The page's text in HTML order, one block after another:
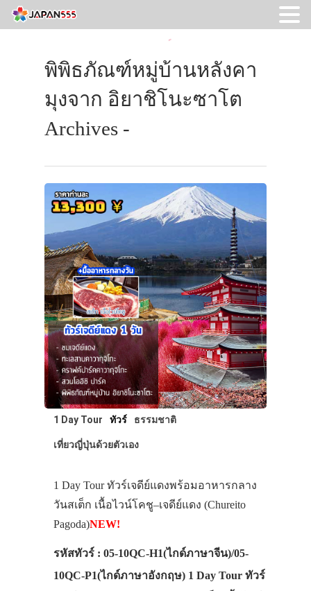
พิพิธภัณฑ์หมู่บ้านหลังคา
มุงจาก อิยาชิโนะซาโต
Archives -
1 Day Tour ทัวร์ ธรรมชาติ
เที่ยวญี่ปุ่นด้วยตัวเอง
1 Day Tour ทัวร์เจดีย์แดงพร้อมอาหารกลาง
วันสเต็ก เนื้อไวน์โคชู–เจดีย์แดง (Chureito
Pagoda)NEW!
รหัสทัวร์ : 05-10QC-H1(ไกด์ภาษาจีน)/05-
10QC-P1(ไกด์ภาษาอังกฤษ) 1 Day Tour ทัวร์